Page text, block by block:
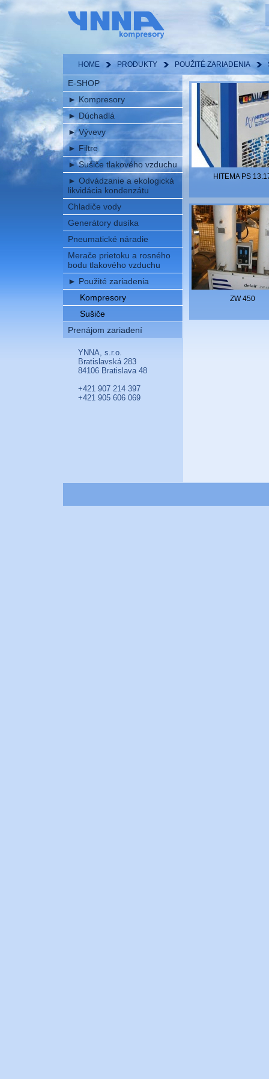
HOME PRODUKTY POUŽITÉ ZARIADENIA
E-SHOP
► Kompresory
► Dúchadlá
►Vývevy
► Filtre
►Sušiče tlakového vzduchu
► Odvádzanie a ekologická
likvidácia kondenzátu
Chladiče vody
Generátory dusíka
Pneumatické náradie
Merače prietoku a rosného
bodu tlakového vzduchu
► Použité zariadenia
Kompresory
Sušiče
Prenájom zariadení
YNNA, s.r.o.
Bratislavská 283
84106 Bratislava 48
+421 907 214 397
+421 905 606 069
HITEMA PS
ZW 450